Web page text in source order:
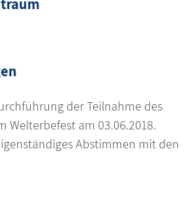
der Teilnahme des
Welterbefest am 03.06.2018.
Abstimmen mit den